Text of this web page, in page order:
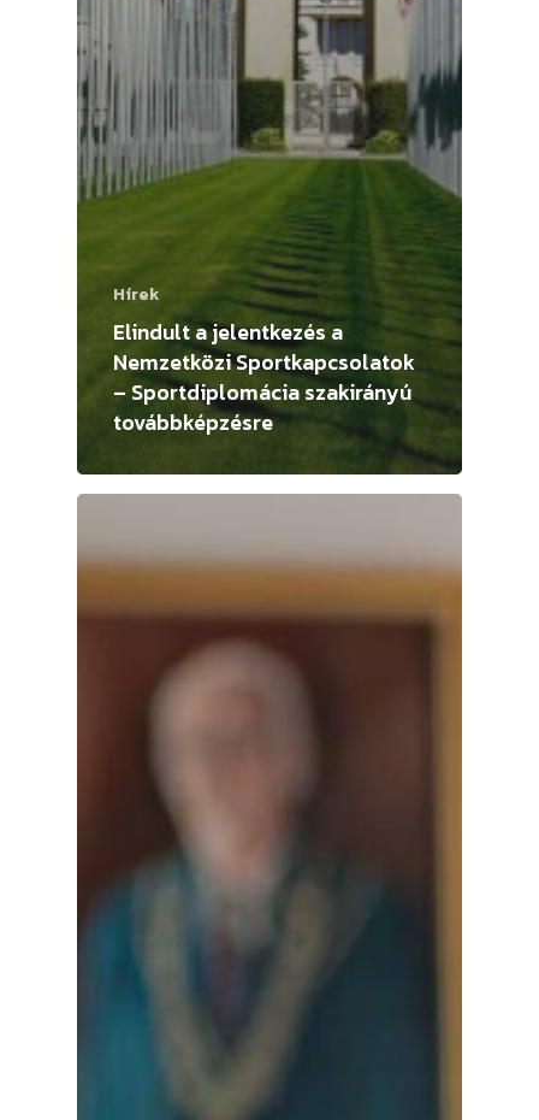
Hírek
Elindult a jelentkezés a
Nemzetközi Sportkapcsolatok
– Sportdiplomácia szakirányú
továbbképzésre